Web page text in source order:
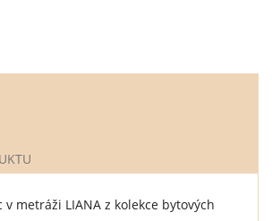
metráži LIANA z kolekce bytových